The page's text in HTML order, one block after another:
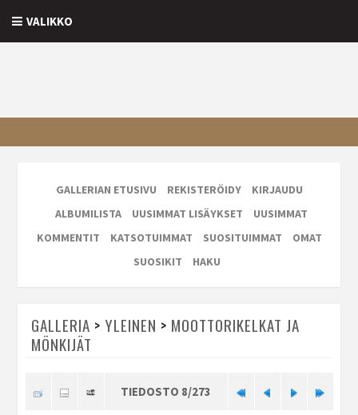
VALIKKO
GALLERIAN ETUSIVU REKISTERÖIDY
KIRJAUDU
ALBUMILISTA
UUSIMMAT LISÄYKSET
UUSIMMAT
KOMMENTIT
KATSOTUIMMAT SUOSITUIMMAT
OMAT
SUOSIKIT
HAKU
GALLERIA > YLEINEN > MOOTTORIKELKAT JA
MÖNKIJÄT
TIEDOSTO 8/273